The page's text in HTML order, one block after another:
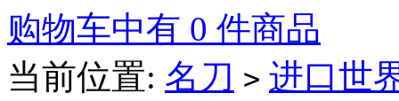
购物车中有 0 件商品
当前位置: 名刀 > 进口世